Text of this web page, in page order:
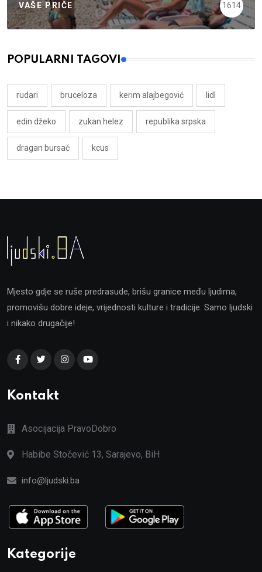
VAŠE PRIČE 1614
POPULARNI TAGOVI
rudari bruceloza kerim alajbegović lidl
edin džeko zukan helez republika srpska
dragan bursač kcus
Mjesto gdje se ruše predrasude, brišu granice među ljudima,
promovišu dobre ideje, vrijednosti kulture i tradicije. Samo ljudski
i nikako drugačije!
Kontakt
Asocijacija PravoDobro
Habibe Stočević 13, Sarajevo, BiH
info@ljudski.ba
Kategorije